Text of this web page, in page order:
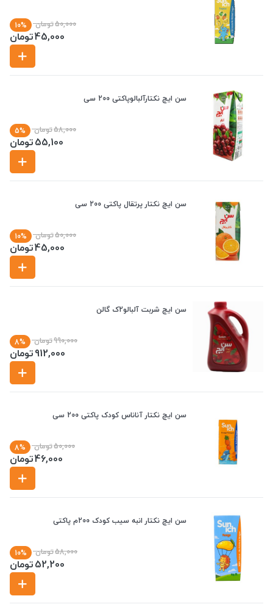
50,000تومان 10%
45,000تومان
سن ایچ نکتارآلبالوپاکتی 200 سی
58,000تومان 5%
55,100تومان
سن ایچ نکتار پرتقال پاکتی 200 سی
50,000تومان 10%
45,000تومان
سن ایچ شربت آلبالو2ک گالن
990,000تومان 8%
912,000تومان
سن ایچ نکتار آناناس کودک پاکتی 200 سی
50,000تومان 8%
46,000تومان
سن ایچ نکتار انبه سیب کودک 200م پاکتی
58,000تومان 10%
52,200تومان